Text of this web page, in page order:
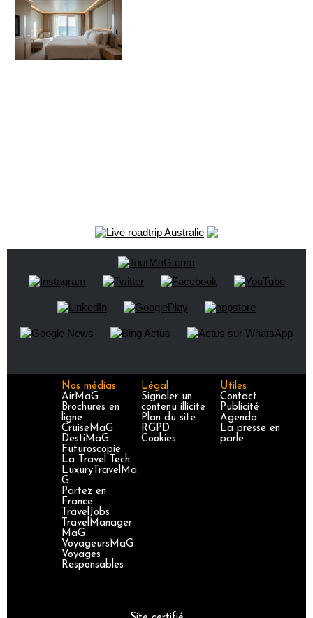
Nos médias
AirMaG
Brochures en
ligne
CruiseMaG
DestiMaG
Futuroscopie
La Travel Tech
LuxuryTravelMa
G
Partez en
France
TravelJobs
TravelManager
MaG
VoyageursMaG
Voyages
Responsables
Légal
Signaler un
contenu illicite
Plan du site
RGPD
Cookies
Utiles
Contact
Publicité
Agenda
La presse en
parle